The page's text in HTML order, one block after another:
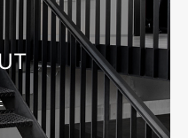
先看产品询盘字段
帮助客户判断实力